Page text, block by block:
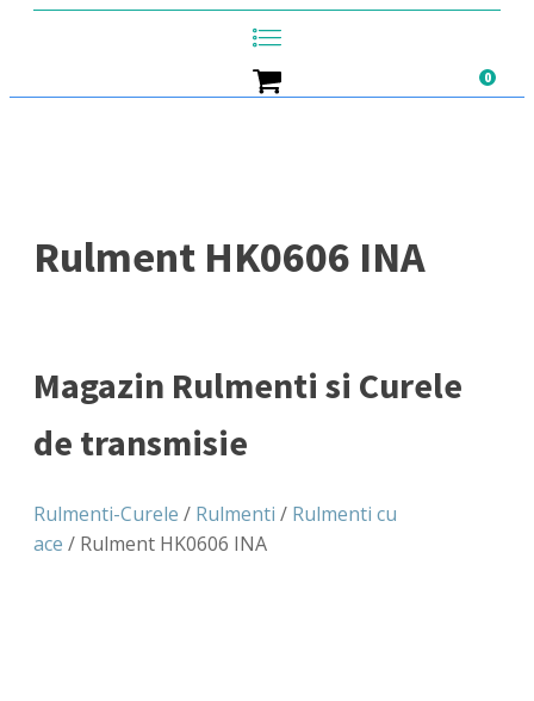
0
Rulment HK0606 INA
Magazin Rulmenti si Curele
de transmisie
Rulmenti-Curele / Rulmenti / Rulmenti cu
ace / Rulment HK0606 INA